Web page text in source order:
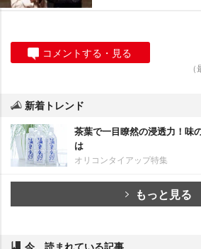
コメントする・見る
新着トレンド
茶葉で一目瞭然の浸透力！味
は
オリコンタイアップ特集
もっと見る
今、読まれている記事